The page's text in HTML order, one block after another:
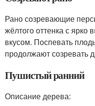
Рано созревающие
жёлтого оттенка с
вкусом. Поспевать
продолжают созревать
Пушистый ранний
Описание дерева: